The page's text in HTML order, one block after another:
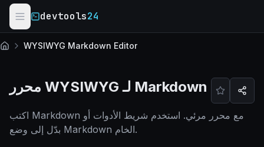
Skip to main content
devtools24
الرئيسيةWYSIWYG Markdown Editor
محرر WYSIWYG لـ Markdown
اكتب Markdown مع محرر مرئي. استخدم شريط الأدوات أو
بدّل إلى وضع Markdown الخام.